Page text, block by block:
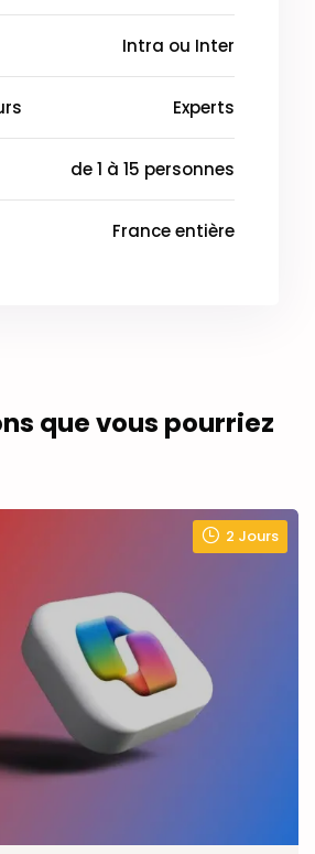
Intra ou Inter
Experts
de 1 à 15 personnes
France entière
que vous pourriez
2 Jours